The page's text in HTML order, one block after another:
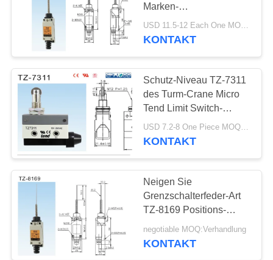
QUALITÄTSKONTROLLE
KONTAKT
MIT
UNS
NEUIGKEITEN
BITTE UM
ANGEBOT
SITEMAP
Marken-
Begrenzungsschalter-
Nylonart mit doppeltem
USD 11.5-12 Each One MOQ:20pcs
KONTAKT
Schutz-Niveau TZ-7311
des Turm-Crane Micro
Tend Limit Switch-
Sicherheits-
Begrenzungsschalter-
USD 7.2-8 One Piece MOQ:20PCS-40PCS
KONTAKT
Neigen Sie
Grenzschalterfeder-Art
TZ-8169 Positions-
Schalter TZ8169
negotiable MOQ:Verhandlung
KONTAKT